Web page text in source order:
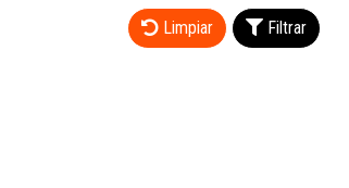
Limpiar Filtrar